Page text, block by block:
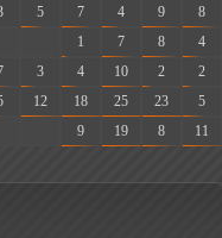
5 7 4 9
8
1 7 8
4
3 4 10 2
2
12 18 25 23
5
9 19 8 11